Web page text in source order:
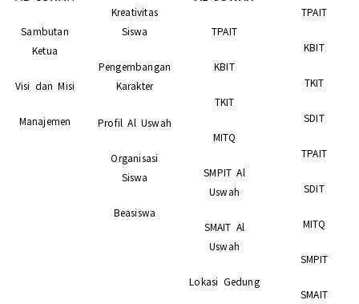
Sambutan
Ketua
Visi dan Misi
Manajemen
Kreativitas
Siswa
Pengembangan
Karakter
Profil Al Uswah
Organisasi
Siswa
Beasiswa
TPAIT
KBIT
TKIT
MITQ
SMPIT Al
Uswah
SMAIT Al
Uswah
Lokasi Gedung
TPAIT
KBIT
TKIT
SDIT
TPAIT
SDIT
MITQ
SMPIT
SMAIT